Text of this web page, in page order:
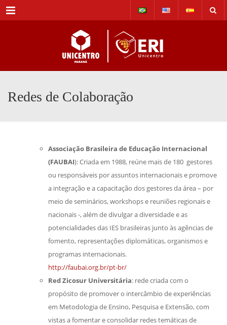
Menu
Redes de Colaboração
Associação Brasileira de Educação Internacional
(FAUBAI): Criada em 1988, reúne mais de 180 gestores
ou responsáveis por assuntos internacionais e promove
a integração e a capacitação dos gestores da área – por
meio de seminários, workshops e reuniões regionais e
nacionais -, além de divulgar a diversidade e as
potencialidades das IES brasileiras junto às agências de
fomento, representações diplomáticas, organismos e
programas internacionais.
http://faubai.org.br/pt-br/
Red Zicosur Universitária: rede criada com o
propósito de promover o intercâmbio de experiências
em Metodologia de Ensino, Pesquisa e Extensão, com
vistas a fomentar e consolidar redes temáticas de